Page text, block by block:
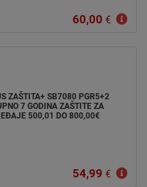
60,00 €
ZAŠTITA+ SB7080 PGR5+2
7 GODINA ZAŠTITE ZA
500,01 DO 800,00€
54,99 €